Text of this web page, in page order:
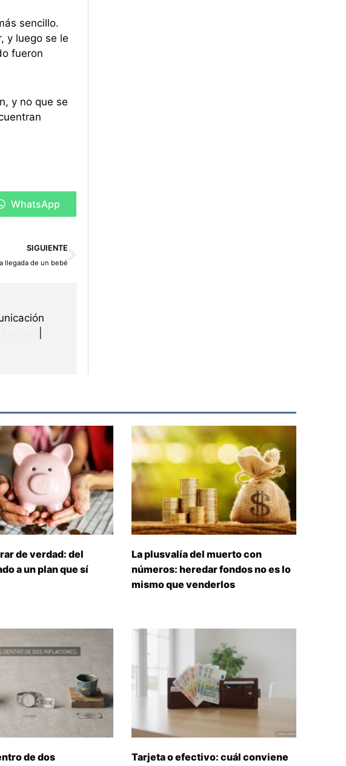
sencillo.
y luego se le
fueron
y no que se
WhatsApp
SIGUIENTE
llegada de un bebé
de verdad: del
a un plan que sí
La plusvalía del muerto con
números: heredar fondos no es lo
mismo que venderlos
de dos Tarjeta o efectivo: cuál conviene